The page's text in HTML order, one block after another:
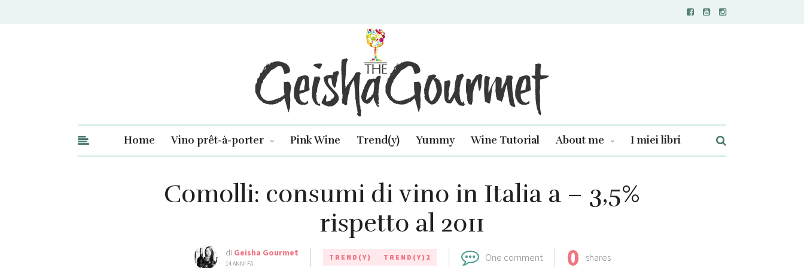
Home Vino prêt-à-porter Pink Wine Trend(y) Yummy Wine Tutorial About me I miei libri
Comolli: consumi di vino in Italia a – 3,5%
rispetto al 2011
di Geisha Gourmet
14 ANNI FA
TREND(Y) TREND(Y)2 One comment 0 shares